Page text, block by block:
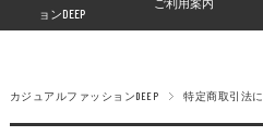
ョンDEEP
ご利用案内
カジュアルファッションDEEP 特定商取引法